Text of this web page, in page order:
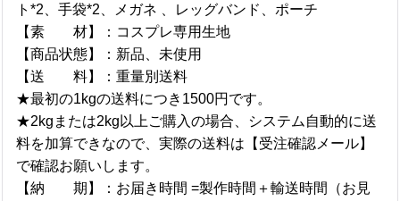
ト*2、手袋*2、メガネ 、レッグバンド、ポーチ
【素 材】：コスプレ専用生地
【商品状態】：新品、未使用
【送 料】：重量別送料
★最初の1kgの送料につき1500円です。
★2kgまたは2kg以上ご購入の場合、システム自動的に送
料を加算できなので、実際の送料は【受注確認メール】
で確認お願いします。
【納 期】：お届き時間 =製作時間＋輸送時間（お見